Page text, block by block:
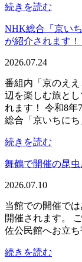
続きを読む
NHK総合「京い
が紹介されます！
2026.07.24
番組内「京のえ
辺を楽しむ旅と
れます！ 令和8
総合「京いちにち
続きを読む
舞鶴で開催の昆
2026.07.10
当館での開催で
開催されます。
佐公民館へお立ち
続きを読む